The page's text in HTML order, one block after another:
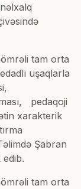
tam orta
uşaqlarla
pedaqoji
xarakterik
Şabran
tam orta